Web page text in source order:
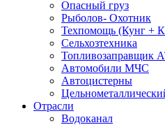
Опасный груз
Рыболов- Охотник
Техпомощь (Кунг +
Сельхозтехника
Топливозаправщик
Автомобили МЧС
Автоцистерны
Отрасли
Водоканал